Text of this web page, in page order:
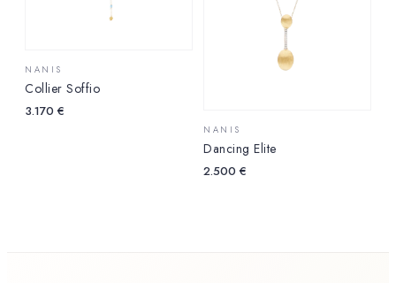
NANIS
Collier Soffio
3.170 €
NANIS
Dancing Elite
2.500 €